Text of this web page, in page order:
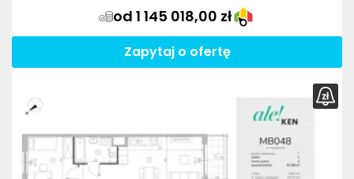
od 1 145 018,00 zł
Zapytaj o ofertę